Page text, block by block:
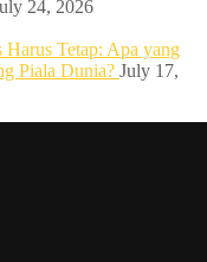
24, 2026
Tetap: Apa yang
Piala Dunia? July 17,